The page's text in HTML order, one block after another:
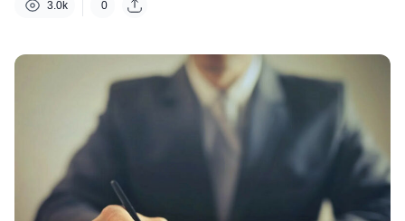
3.0k 0